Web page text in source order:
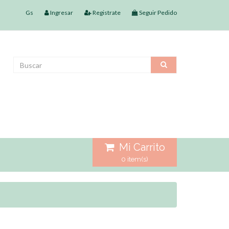
Gs Ingresar Registrate Seguir Pedido
Mi Carrito
0 item(s)